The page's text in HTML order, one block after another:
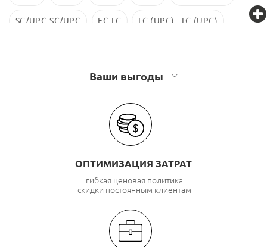
SC/UPC-SC/UPC FC-LC LC (UPC) - LC (UPC)
Ваши выгоды
ОПТИМИЗАЦИЯ ЗАТРАТ
гибкая ценовая политика
скидки постоянным клиентам